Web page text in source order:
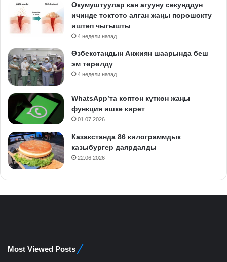
Окумуштуулар кан агууну секунддун
ичинде токтото алган жаңы порошокту
иштеп чыгышты
4 недели назад
Өзбекстандын Анжиян шаарында беш
эм төрөлдү
4 недели назад
WhatsApp’та көптөн күткөн жаңы
функция ишке кирет
01.07.2026
Казакстанда 86 килограммдык
казыбургер даярдалды
22.06.2026
Most Viewed Posts